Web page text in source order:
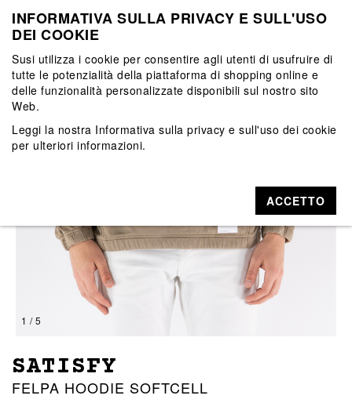
1 / 5
SATISFY
FELPA HOODIE SOFTCELL
INFORMATIVA SULLA PRIVACY E SULL'USO
DEI COOKIE
Susi utilizza i cookie per consentire agli utenti di usufruire di
tutte le potenzialità della piattaforma di shopping online e
delle funzionalità personalizzate disponibili sul nostro sito
Web.
Leggi la nostra Informativa sulla privacy e sull'uso dei cookie
per ulteriori informazioni.
ACCETTO